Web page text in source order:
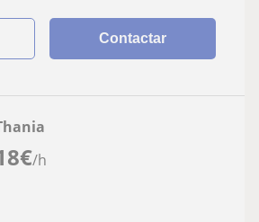
Contactar
€/h